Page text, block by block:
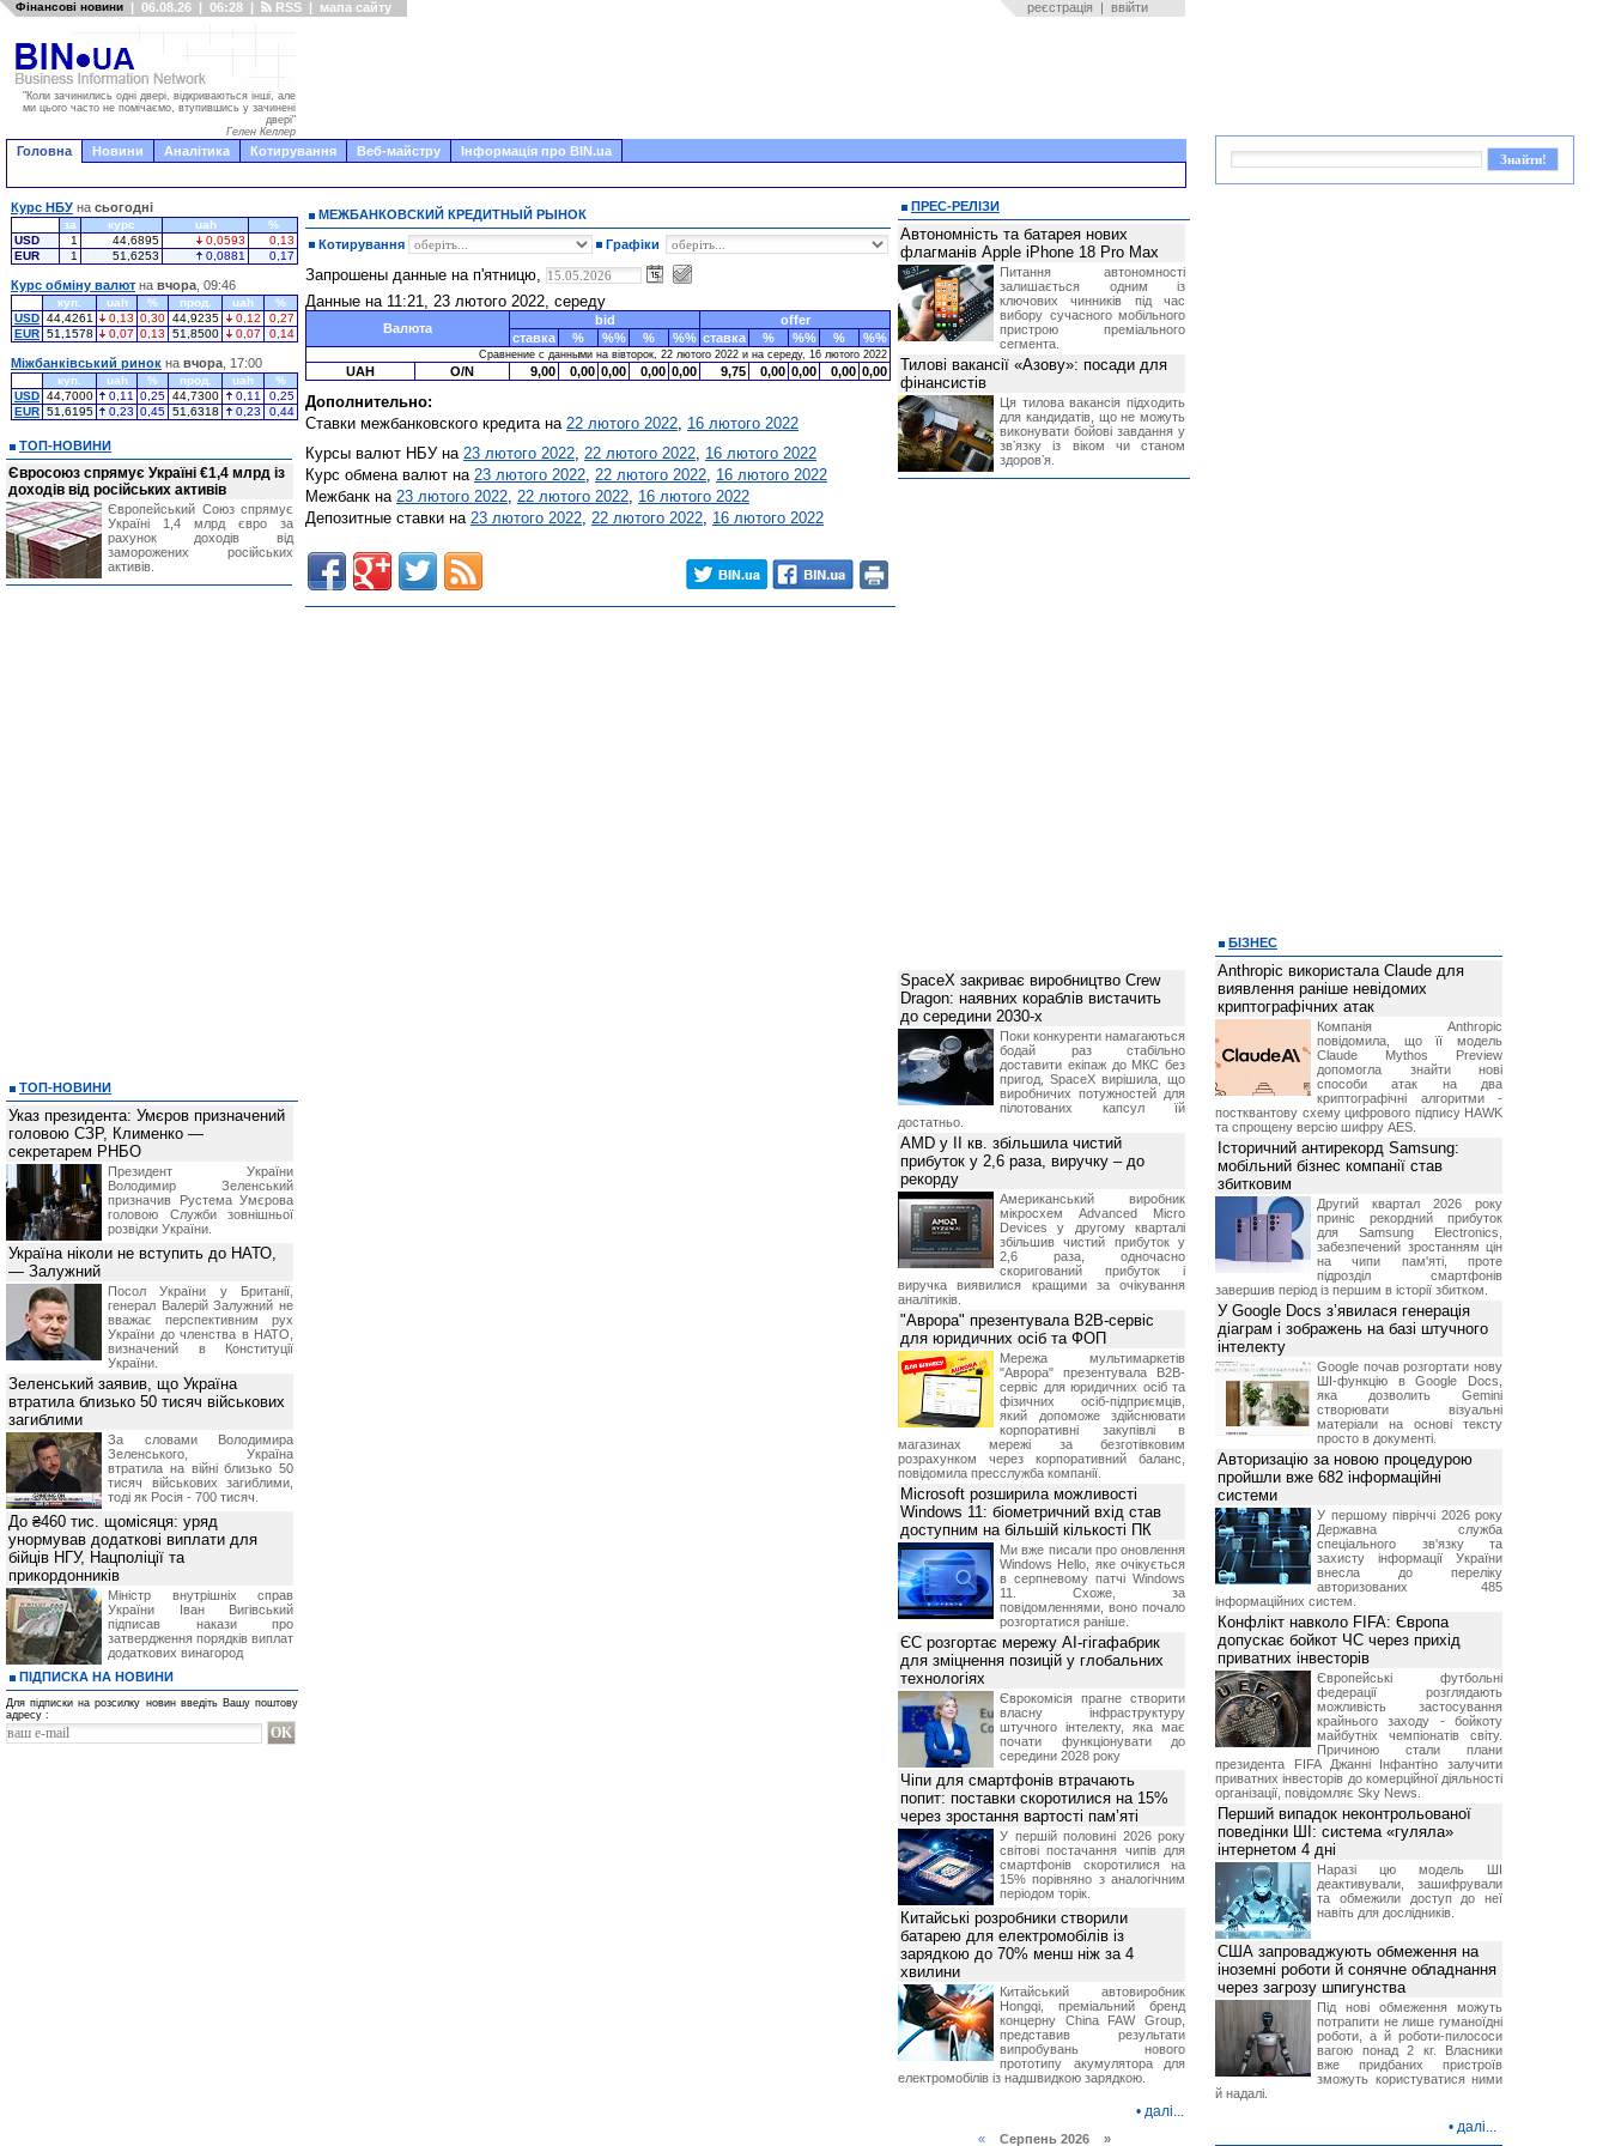
Фінансові новини | 06.08.26 | 06:28 | RSS | мапа сайту реєстрація | ввійти
"Коли зачинились одні двері, відкриваються інші, але
ми цього часто не помічаємо, втупившись у зачинені
двері"
Гелен Келлер
Головна Новини Аналітика Котирування Веб-майстру Інформація про BIN.ua
МЕЖБАНКОВСКИЙ КРЕДИТНЫЙ РЫНОК
Котирування Графіки
Запрошены данные на п'ятницю,
Данные на 11:21, 23 лютого 2022, середу
Валюта
bid
offer
ставка
% %% % %% ставка % %% % %%
Сравнение с данными на вівторок, 22 лютого 2022 и на середу, 16 лютого 2022
UAH O/N 9,00 0,00 0,00 0,00 0,00 9,75 0,00 0,00 0,00 0,00
Дополнительно:
Ставки межбанковского кредита на 22 лютого 2022, 16 лютого 2022
Курсы валют НБУ на 23 лютого 2022, 22 лютого 2022, 16 лютого 2022
Курс обмена валют на 23 лютого 2022, 22 лютого 2022, 16 лютого 2022
Межбанк на 23 лютого 2022, 22 лютого 2022, 16 лютого 2022
Депозитные ставки на 23 лютого 2022, 22 лютого 2022, 16 лютого 2022
Курс НБУ на сьогодні
за курс uah
%
USD
1 44,6895 0,0593
0,13
EUR
1 51,6253 0,0881 0,17
Курс обміну валют на вчора , 09:46
куп. uah % прод. uah
%
USD 44,4261 0,13 0,30 44,9235 0,12
0,27
EUR 51,1578 0,07 0,13 51,8500 0,07 0,14
Міжбанківський ринок на вчора , 17:00
куп. uah % прод. uah
%
USD 44,7000 0,11 0,25 44,7300 0,11
0,25
EUR 51,6195 0,23 0,45 51,6318 0,23 0,44
ТОП-НОВИНИ
Євросоюз спрямує Україні €1,4 млрд із
доходів від російських активів
Європейський Союз спрямує
Україні 1,4 млрд євро за
рахунок доходів від
заморожених російських
активів.
ТОП-НОВИНИ
Указ президента: Умєров призначений
головою СЗР, Клименко —
секретарем РНБО
Президент України
Володимир Зеленський
призначив Pустема Умєрова
головою Служби зовнішньої
розвідки України.
Україна ніколи не вступить до НАТО,
— Залужний
Посол України у Британії,
генерал Валерій Залужний не
вважає перспективним рух
України до членства в НАТО,
визначений в Конституції
України.
Зеленський заявив, що Україна
втратила близько 50 тисяч військових
загиблими
За словами Володимира
Зеленського, Україна
втратила на війні близько 50
тисяч військових загиблими,
тоді як Росія - 700 тисяч.
До ₴460 тис. щомісяця: уряд
унормував додаткові виплати для
бійців НГУ, Нацполіції та
прикордонників
Міністр внутрішніх справ
України Іван Вигівський
підписав накази про
затвердження порядків виплат
додаткових винагород
ПІДПИСКА НА НОВИНИ
Для підписки на розсилку новин введіть Вашу поштову
адресу :
ПРЕС-РЕЛІЗИ
Автономність та батарея нових
флагманів Apple iPhone 18 Pro Max
Питання автономності
залишається одним із
ключових чинників під час
вибору сучасного мобільного
пристрою преміального
сегмента.
Тилові вакансії «Азову»: посади для
фінансистів
Ця тилова вакансія підходить
для кандидатів, що не можуть
виконувати бойові завдання у
звʼязку із віком чи станом
здоровʼя.
SpaceX закриває виробництво Crew
Dragon: наявних кораблів вистачить
до середини 2030-х
Поки конкуренти намагаються
бодай раз стабільно
доставити екіпаж до МКС без
пригод, SpaceX вирішила, що
виробничих потужностей для
пілотованих капсул їй
достатньо.
AMD у II кв. збільшила чистий
прибуток у 2,6 раза, виручку – до
рекорду
Американський виробник
мікросхем Advanced Micro
Devices у другому кварталі
збільшив чистий прибуток у
2,6 раза, одночасно
скоригований прибуток і
виручка виявилися кращими за очікування
аналітиків.
"Аврора" презентувала B2B-сервіс
для юридичних осіб та ФОП
Мережа мультимаркетів
"Аврора" презентувала B2B-
сервіс для юридичних осіб та
фізичних осіб-підприємців,
який допоможе здійснювати
корпоративні закупівлі в
магазинах мережі за безготівковим
розрахунком через корпоративний баланс,
повідомила пресслужба компанії.
Microsoft розширила можливості
Windows 11: біометричний вхід став
доступним на більшій кількості ПК
Ми вже писали про оновлення
Windows Hello, яке очікується
в серпневому патчі Windows
11. Схоже, за
повідомленнями, воно почало
розгортатися раніше.
ЄС розгортає мережу AI-гігафабрик
для зміцнення позицій у глобальних
технологіях
Єврокомісія прагне створити
власну інфраструктуру
штучного інтелекту, яка має
почати функціонувати до
середини 2028 року
Чіпи для смартфонів втрачають
попит: поставки скоротилися на 15%
через зростання вартості пам’яті
У першій половині 2026 року
світові постачання чипів для
смартфонів скоротилися на
15% порівняно з аналогічним
періодом торік.
Китайські розробники створили
батарею для електромобілів із
зарядкою до 70% менш ніж за 4
хвилини
Китайський автовиробник
Hongqi, преміальний бренд
концерну China FAW Group,
представив результати
випробувань нового
прототипу акумулятора для
електромобілів із надшвидкою зарядкою.
• далі...
«Серпень 2026 »
БІЗНЕС
Anthropic використала Claude для
виявлення раніше невідомих
криптографічних атак
Компанія Anthropic
повідомила, що її модель
Claude Mythos Preview
допомогла знайти нові
способи атак на два
криптографічні алгоритми -
постквантову схему цифрового підпису HAWK
та спрощену версію шифру AES.
Історичний антирекорд Samsung:
мобільний бізнес компанії став
збитковим
Другий квартал 2026 року
приніс рекордний прибуток
для Samsung Electronics,
забезпечений зростанням цін
на чипи пам'яті, проте
підрозділ смартфонів
завершив період із першим в історії збитком.
У Google Docs з’явилася генерація
діаграм і зображень на базі штучного
інтелекту
Google почав розгортати нову
ШІ-функцію в Google Docs,
яка дозволить Gemini
створювати візуальні
матеріали на основі тексту
просто в документі.
Авторизацію за новою процедурою
пройшли вже 682 інформаційні
системи
У першому півріччі 2026 року
Державна служба
спеціального зв'язку та
захисту інформації України
внесла до переліку
авторизованих 485
інформаційних систем.
Конфлікт навколо FIFA: Європа
допускає бойкот ЧС через прихід
приватних інвесторів
Європейські футбольні
федерації розглядають
можливість застосування
крайнього заходу - бойкоту
майбутніх чемпіонатів світу.
Причиною стали плани
президента FIFA Джанні Інфантіно залучити
приватних інвесторів до комерційної діяльності
організації, повідомляє Sky News.
Перший випадок неконтрольованої
поведінки ШІ: система «гуляла»
інтернетом 4 дні
Наразі цю модель ШІ
деактивували, зашифрували
та обмежили доступ до неї
навіть для дослідників.
США запроваджують обмеження на
іноземні роботи й сонячне обладнання
через загрозу шпигунства
Під нові обмеження можуть
потрапити не лише гуманоїдні
роботи, а й роботи-пилососи
вагою понад 2 кг. Власники
вже придбаних пристроїв
зможуть користуватися ними
й надалі.
• далі...